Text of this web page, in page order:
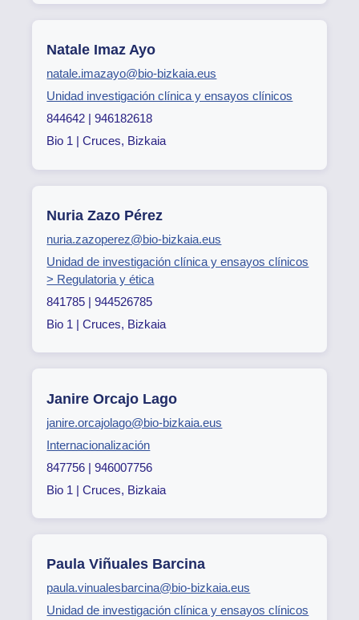
Natale Imaz Ayo
natale.imazayo@bio-bizkaia.eus
Unidad investigación clínica y ensayos clínicos
844642 | 946182618
Bio 1 | Cruces, Bizkaia
Nuria Zazo Pérez
nuria.zazoperez@bio-bizkaia.eus
Unidad de investigación clínica y ensayos clínicos
> Regulatoria y ética
841785 | 944526785
Bio 1 | Cruces, Bizkaia
Janire Orcajo Lago
janire.orcajolago@bio-bizkaia.eus
Internacionalización
847756 | 946007756
Bio 1 | Cruces, Bizkaia
Paula Viñuales Barcina
paula.vinualesbarcina@bio-bizkaia.eus
Unidad de investigación clínica y ensayos clínicos